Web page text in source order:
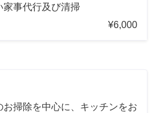
家事代行及び清掃
¥6,000
お掃除を中心に、キッチンをお